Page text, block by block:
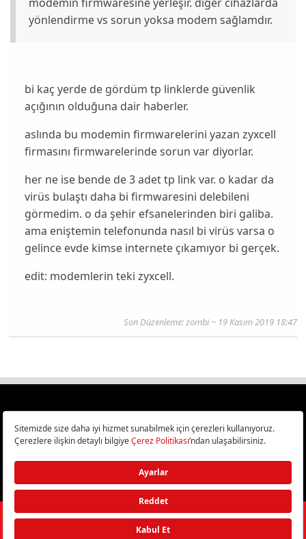
yönlendirme vs sorun yoksa modem sağlamdır.
bi kaç yerde de gördüm tp linklerde güvenlik
açığının olduğuna dair haberler.
aslında bu modemin firmwarelerini yazan zyxcell
firmasını firmwarelerinde sorun var diyorlar.
her ne ise bende de 3 adet tp link var. o kadar da
virüs bulaştı daha bi firmwaresini delebileni
görmedim. o da şehir efsanelerinden biri galiba.
ama eniştemin telefonunda nasıl bi virüs varsa o
gelince evde kimse internete çıkamıyor bi gerçek.
edit: modemlerin teki zyxcell.
Son Düzenleme: zombi ~ 19 Kasım 2019 18:47
Türkiye
Bilişim ve Teknoloji Haberleri CHIP Online’da!
©2026Doğan Burda Dergi Yayıncılık ve Pazarlama A.Ş./ Tüm hakları
saklıdır.